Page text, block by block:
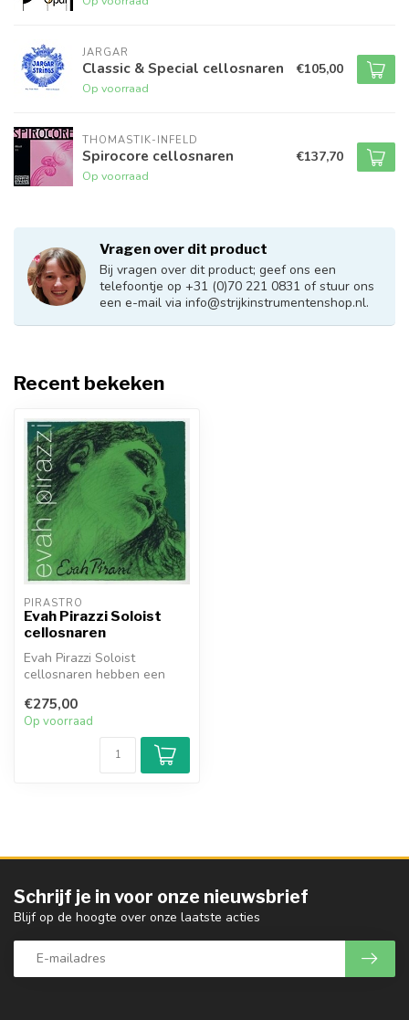
JARGAR
Classic & Special cellosnaren
Op voorraad
€105,00
THOMASTIK-INFELD
Spirocore cellosnaren
Op voorraad
€137,70
Vragen over dit product
Bij vragen over dit product; geef ons een
telefoontje op +31 (0)70 221 0831 of stuur ons
een e-mail via info@strijkinstrumentenshop.nl.
Recent bekeken
PIRASTRO
Evah Pirazzi Soloist
cellosnaren
Evah Pirazzi Soloist
cellosnaren hebben een
enorme express...
€275,00
Op voorraad
Schrijf je in voor onze nieuwsbrief
Blijf op de hoogte over onze laatste acties